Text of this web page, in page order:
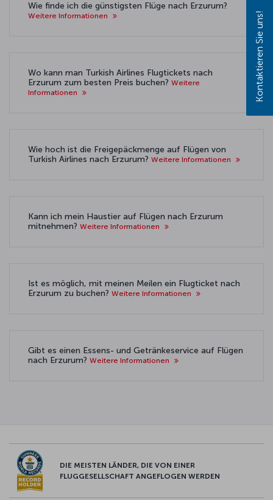
Wie finde ich die günstigsten Flüge nach Erzurum?
Weitere Informationen
Wo kann man Turkish Airlines Flugtickets nach
Erzurum zum besten Preis buchen? Weitere
Informationen
Wie hoch ist die Freigepäckmenge auf Flügen von
Turkish Airlines nach Erzurum? Weitere Informationen
Kann ich mein Haustier auf Flügen nach Erzurum
mitnehmen? Weitere Informationen
Ist es möglich, mit meinen Meilen ein Flugticket nach
Erzurum zu buchen? Weitere Informationen
Gibt es einen Essens- und Getränkeservice auf Flügen
nach Erzurum? Weitere Informationen
DIE MEISTEN LÄNDER, DIE VON EINER
FLUGGESELLSCHAFT ANGEFLOGEN WERDEN
Kontaktieren Sie uns!